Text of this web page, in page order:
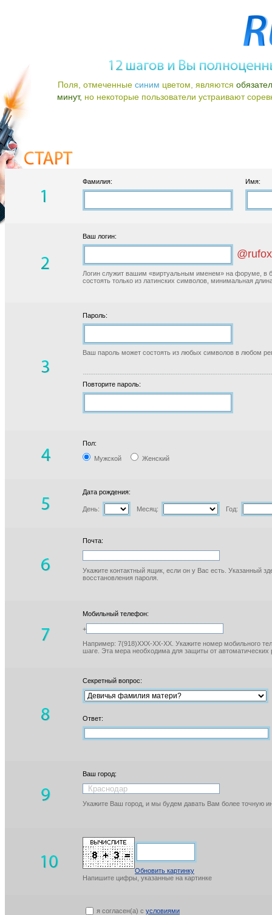
Поля, отмеченные синим цветом, являются
минут, но некоторые пользователи устраивают
Фамилия: Имя:
Ваш логин:
Логин служит вашим «виртуальным именем» на форуме, в
состоять только из латинских символов, минимальная
Пароль:
Ваш пароль может состоять из любых символов в любом
Повторите пароль:
Пол:
Мужской Женский
Дата рождения:
День: Месяц: Год:
Почта:
Укажите контактный ящик, если он у Вас есть. Указанный
восстановления пароля.
Мобильный телефон:
+
Например: 7(918)XXX-XX-XX. Укажите номер мобильного
шаге. Эта мера необходима для защиты от автоматических
Секретный вопрос:
Ответ:
Ваш город:
Укажите Ваш город, и мы будем давать Вам более точную
Обновить картинку
Напишите цифры, указанные на картинке
я согласен(а) с условиями